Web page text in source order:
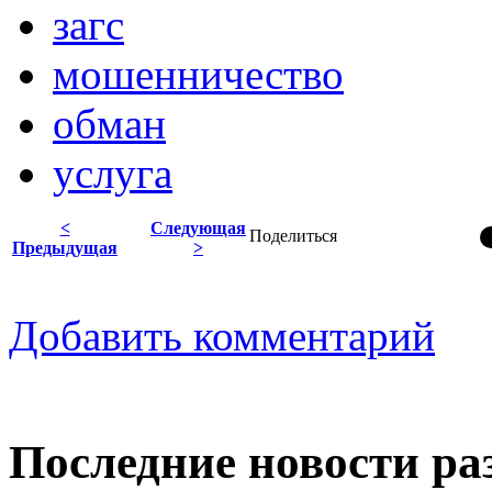
загс
мошенничество
обман
услуга
Поделиться
<
Предыдущая
Следующая
>
Добавить комментарий
Последние новости